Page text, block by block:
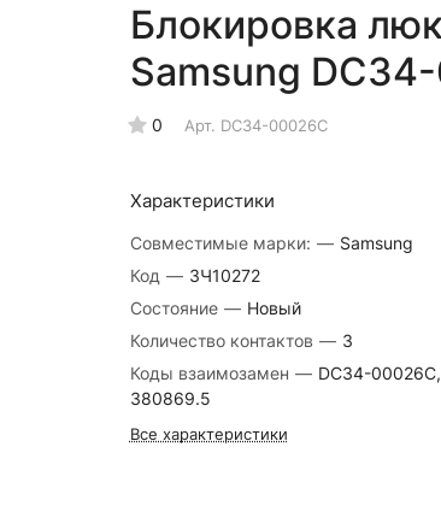
Блокировка
Samsung
0 Арт. DC34-00026C
Характеристики
Совместимые марки: — Samsung
Код — ЗЧ10272
Состояние — Новый
Количество контактов — 3
Коды взаимозамен — DC34-
380869.5
Все характеристики